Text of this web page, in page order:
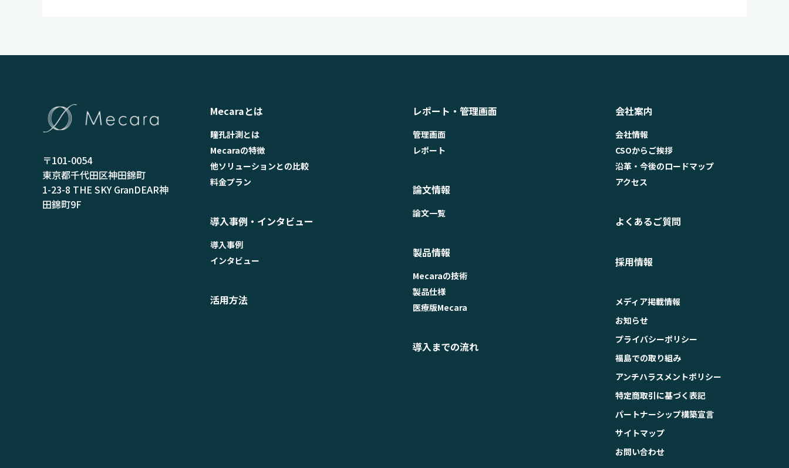
〒101-0054
東京都千代田区神田錦町
1-23-8 THE SKY GranDEAR神
田錦町9F
Mecaraとは
瞳孔計測とは
Mecaraの特徴
他ソリューションとの比較
料金プラン
導入事例・インタビュー
導入事例
インタビュー
活用方法
レポート・管理画面
管理画面
レポート
論文情報
論文一覧
製品情報
Mecaraの技術
製品仕様
医療版Mecara
導入までの流れ
会社案内
会社情報
CSOからご挨拶
沿革・今後のロードマップ
アクセス
よくあるご質問
採用情報
メディア掲載情報
お知らせ
プライバシーポリシー
福島での取り組み
アンチハラスメントポリシー
特定商取引に基づく表記
パートナーシップ構築宣言
サイトマップ
お問い合わせ